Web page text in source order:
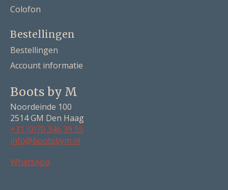
Colofon
Bestellingen
Bestellingen
Account informatie
Boots by M
Noordeinde 100
2514 GM Den Haag
+31 (0)70 346 39 55
info@bootsbym.nl
WhatsApp